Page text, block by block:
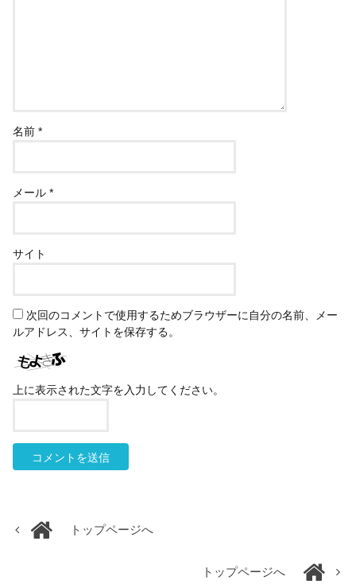
名前*
メール*
サイト
次回のコメントで使用するためブラウザーに自分の名前、メー
ルアドレス、サイトを保存する。
上に表示された文字を入力してください。
トップページへ
トップページへ